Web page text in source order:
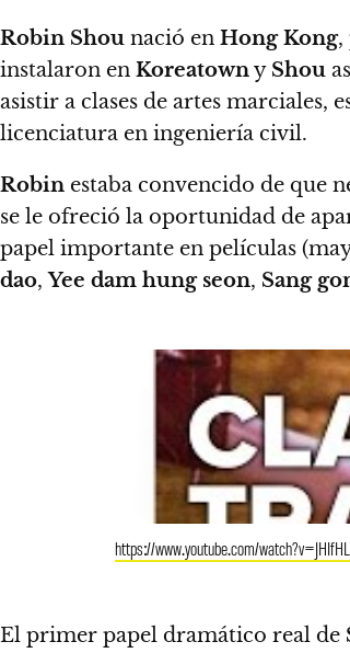
Robin Shou nació en Hong Kong,
instalaron en Koreatowny Shou
asistir a clases de artes marciales,
licenciatura en ingeniería civil.
Robin estaba convencido de que
se le ofreció la oportunidad de
papel importante en películas
dao,Yee dam hung seon, Sang
https://www.youtube.com/
El primer papel dramático real de